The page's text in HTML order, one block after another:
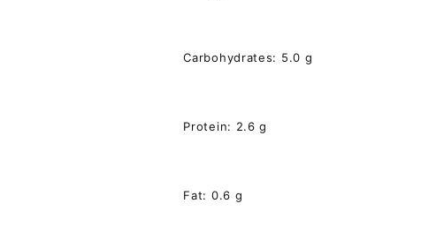
Carbohydrates: 5.0 g
Protein: 2.6 g
Fat: 0.6 g